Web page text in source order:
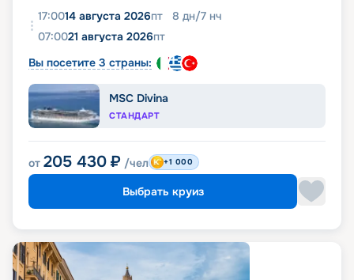
17:0014 августа 2026пт 8 дн/7 нч
07:0021 августа 2026пт
Вы посетите 3 страны:
MSC Divina
СТАНДАРТ
от 205 430 ₽ /чел +1 000
Выбрать круиз